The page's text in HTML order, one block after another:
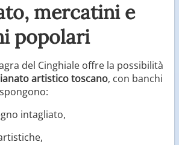
mercatini e
popolari
del Cinghiale offre la possibilità
artistico toscano, con banchi
intagliato,